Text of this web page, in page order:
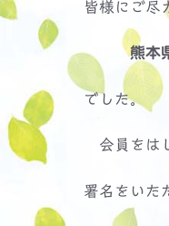
皆様にご尽
熊本
でした。
会員をは
署名をいた